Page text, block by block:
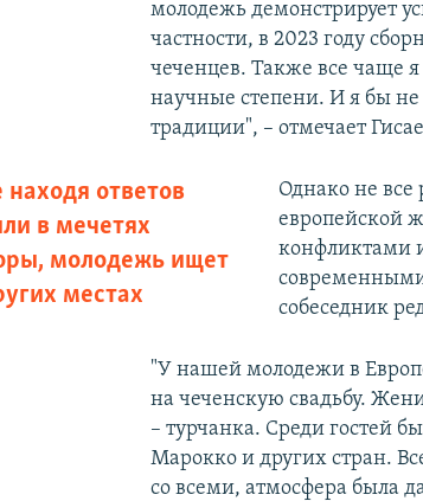
молодежь демонстрирует
частности, в 2023 году
чеченцев. Также все чаще
научные степени. И я бы не
традиции", – отмечает
находя ответов
в мечетях
молодежь ищет
местах
Однако не
европейской
конфликтами
собеседник
"У нашей молодежи в
на чеченскую свадьбу.
– турчанка. Среди гостей
Марокко и других стран.
со всеми, атмосфера была